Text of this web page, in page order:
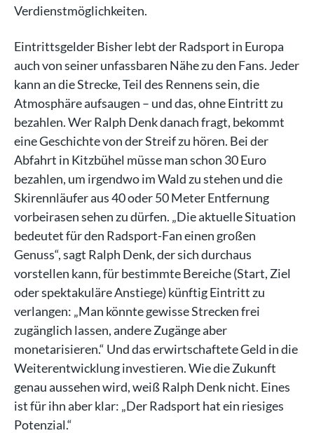
Verdienstmöglichkeiten.
Eintrittsgelder Bisher lebt der Radsport in Europa
auch von seiner unfassbaren Nähe zu den Fans. Jeder
kann an die Strecke, Teil des Rennens sein, die
Atmosphäre aufsaugen – und das, ohne Eintritt zu
bezahlen. Wer Ralph Denk danach fragt, bekommt
eine Geschichte von der Streif zu hören. Bei der
Abfahrt in Kitzbühel müsse man schon 30 Euro
bezahlen, um irgendwo im Wald zu stehen und die
Skirennläufer aus 40 oder 50 Meter Entfernung
vorbeirasen sehen zu dürfen. „Die aktuelle Situation
bedeutet für den Radsport-Fan einen großen
Genuss“, sagt Ralph Denk, der sich durchaus
vorstellen kann, für bestimmte Bereiche (Start, Ziel
oder spektakuläre Anstiege) künftig Eintritt zu
verlangen: „Man könnte gewisse Strecken frei
zugänglich lassen, andere Zugänge aber
monetarisieren.“ Und das erwirtschaftete Geld in die
Weiterentwicklung investieren. Wie die Zukunft
genau aussehen wird, weiß Ralph Denk nicht. Eines
ist für ihn aber klar: „Der Radsport hat ein riesiges
Potenzial.“